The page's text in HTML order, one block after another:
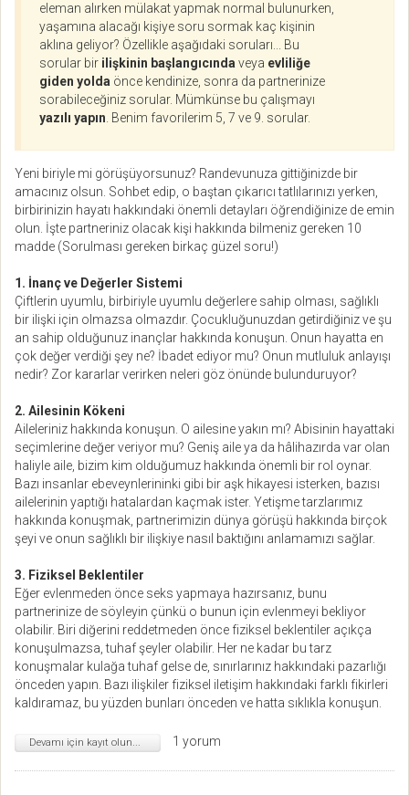
eleman alırken mülakat yapmak normal bulunurken,
yaşamına alacağı kişiye soru sormak kaç kişinin
aklına geliyor? Özellikle aşağıdaki soruları... Bu
sorular bir ilişkinin başlangıcında veya evliliğe
giden yolda önce kendinize, sonra da partnerinize
sorabileceğiniz sorular. Mümkünse bu çalışmayı
yazılı yapın . Benim favorilerim 5, 7 ve 9. sorular.
Yeni biriyle mi görüşüyorsunuz? Randevunuza gittiğinizde bir
amacınız olsun. Sohbet edip, o baştan çıkarıcı tatlılarınızı yerken,
birbirinizin hayatı hakkındaki önemli detayları öğrendiğinize de emin
olun. İşte partneriniz olacak kişi hakkında bilmeniz gereken 10
madde (Sorulması gereken birkaç güzel soru!)
1. İnanç ve Değerler Sistemi
Çiftlerin uyumlu, birbiriyle uyumlu değerlere sahip olması, sağlıklı
bir ilişki için olmazsa olmazdır. Çocukluğunuzdan getirdiğiniz ve şu
an sahip olduğunuz inançlar hakkında konuşun. Onun hayatta en
çok değer verdiği şey ne? İbadet ediyor mu? Onun mutluluk anlayışı
nedir? Zor kararlar verirken neleri göz önünde bulunduruyor?
2. Ailesinin Kökeni
Aileleriniz hakkında konuşun. O ailesine yakın mı? Abisinin hayattaki
seçimlerine değer veriyor mu? Geniş aile ya da hâlihazırda var olan
haliyle aile, bizim kim olduğumuz hakkında önemli bir rol oynar.
Bazı insanlar ebeveynlerininki gibi bir aşk hikayesi isterken, bazısı
ailelerinin yaptığı hatalardan kaçmak ister. Yetişme tarzlarımız
hakkında konuşmak, partnerimizin dünya görüşü hakkında birçok
şeyi ve onun sağlıklı bir ilişkiye nasıl baktığını anlamamızı sağlar.
3. Fiziksel Beklentiler
Eğer evlenmeden önce seks yapmaya hazırsanız, bunu
partnerinize de söyleyin çünkü o bunun için evlenmeyi bekliyor
olabilir. Biri diğerini reddetmeden önce fiziksel beklentiler açıkça
konuşulmazsa, tuhaf şeyler olabilir. Her ne kadar bu tarz
konuşmalar kulağa tuhaf gelse de, sınırlarınız hakkındaki pazarlığı
önceden yapın. Bazı ilişkiler fiziksel iletişim hakkındaki farklı fikirleri
kaldıramaz, bu yüzden bunları önceden ve hatta sıklıkla konuşun.
Devamı için kayıt olun... 1 yorum